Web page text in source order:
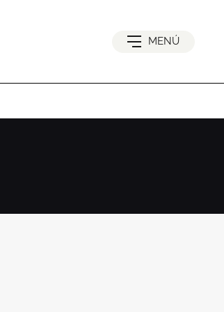
MENÚ